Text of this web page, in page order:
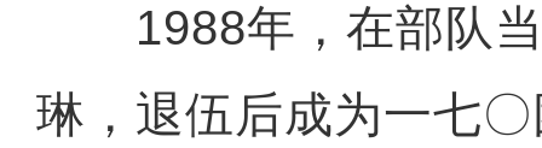
1988年，在部队当
琳，退伍后成为一七